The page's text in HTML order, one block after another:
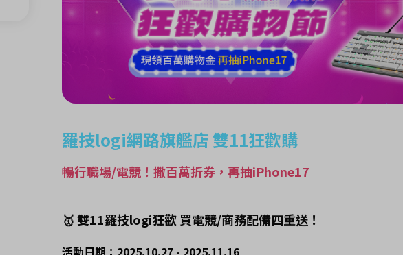
羅技logi網路旗艦店 雙11狂歡購
暢行職場/電競！撒百萬折券，再抽iPhone17
🥇 雙11羅技logi狂歡 買電競/商務配備四重送！
活動日期：2025.10.27 - 2025.11.16